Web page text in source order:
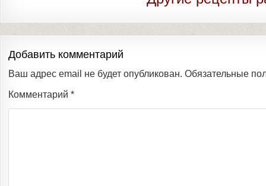
Добавить комментарий
Ваш адрес email не будет опубликован. Обязательные
Комментарий *